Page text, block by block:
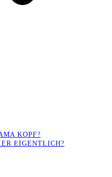
KOPF?
EIGENTLICH?